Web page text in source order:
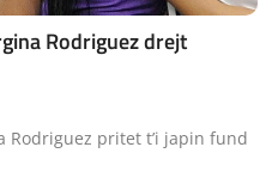
Rodriguez drejt
Rodriguez pritet t’i japin fund